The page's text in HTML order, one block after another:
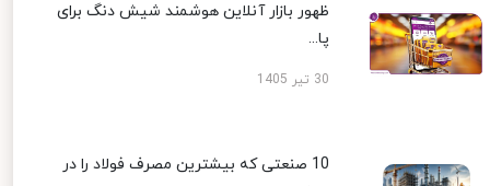
ظهور بازار آنلاین هوشمند شیش دنگ برای
پا...
30 تیر 1405
10 صنعتی که بیشترین مصرف فولاد را در